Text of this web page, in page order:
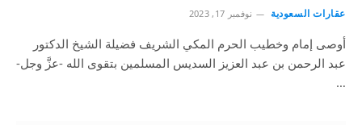
عقارات السعودية نوفمبر 17, 2023
أوصى إمام وخطيب الحرم المكي الشريف فضيلة الشيخ الدكتور
عبد الرحمن بن عبد العزيز السديس المسلمين بتقوى الله -عزَّ وجل-
…